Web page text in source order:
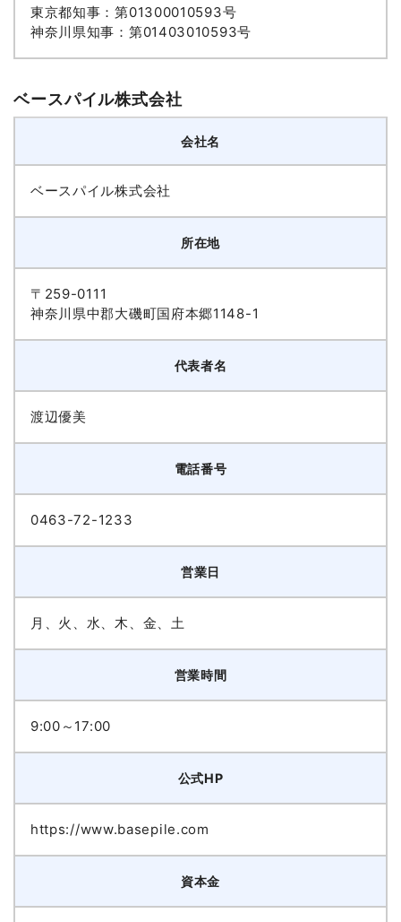
東京都知事：第01300010593号
神奈川県知事：第01403010593号
ベースパイル株式会社
会社名
ベースパイル株式会社
所在地
〒259-0111
神奈川県中郡大磯町国府本郷1148-1
代表者名
渡辺優美
電話番号
0463-72-1233
営業日
月、火、水、木、金、土
営業時間
9:00～17:00
公式HP
https://www.basepile.com
資本金